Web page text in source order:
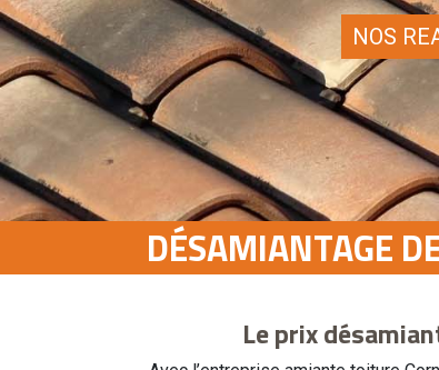
NOS
DÉSAMIANTAGE
Le prix